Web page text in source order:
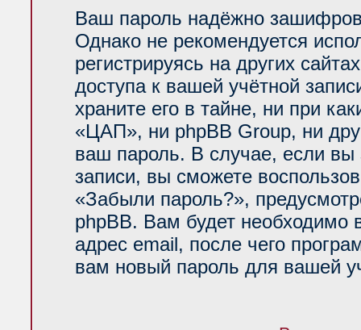
Ваш пароль надёжно
Однако не рекомендуется
регистрируясь на других
доступа к вашей учётной
храните его в тайне, ни при
«ЦАП», ни phpBB Group, ни
ваш пароль. В случае, если вы
записи, вы сможете
«Забыли пароль?»,
phpBB. Вам будет необходимо
адрес email, после чего
вам новый пароль для вашей